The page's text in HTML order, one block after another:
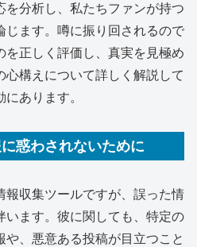
を分析し、私たちファンが持つ
じます。噂に振り回されるので
を正しく評価し、真実を見極め
心構えについて詳しく解説して
あります。
惑わされないために
報収集ツールですが、誤った情
います。彼に関しても、特定の
、悪意ある投稿が目立つこと